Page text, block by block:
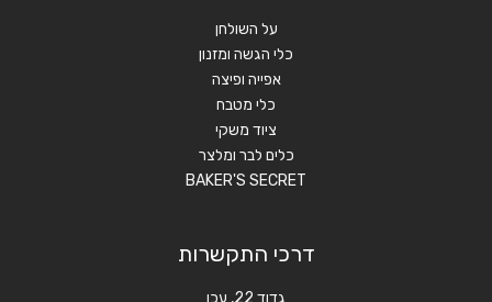
על השולחן
כלי הגשה ומזנון
אפייה ופיצה
כלי מטבח
ציוד משקי
כלים לבר ומלצר
BAKER'S SECRET
דרכי התקשרות
גדוד 22, עכו